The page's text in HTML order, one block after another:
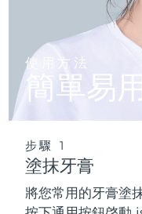
使用方法
簡單易用
步驟 1
塗抹牙膏
將您常用的牙膏塗